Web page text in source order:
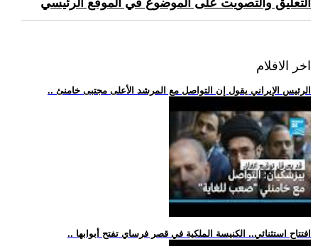
التعليق والتصويت على الموضوع في الموقع الرئيسي
اخر الافلام
.. الرئيس الإيراني يقول إن التواصل مع المرشد الأعلى مجتبى خامنئ
.. افتتاح استثنائي.. الكنيسة الملكية في قصر فرساي تفتح أبوابها